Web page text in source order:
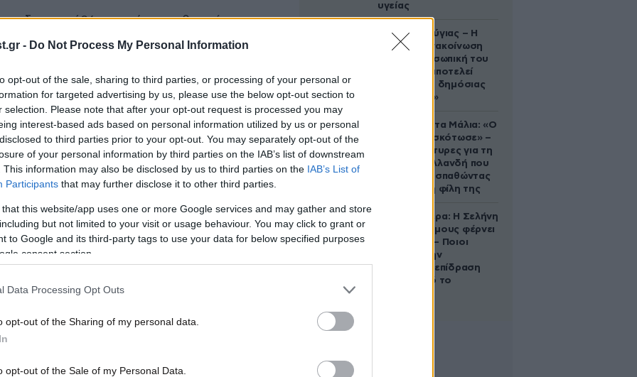
- Do Not Process My Personal Information
opt-out of the sale, sharing to third parties, or processing of your personal or
for targeted advertising by us, please use the below opt-out section to
selection. Please note that after your opt-out request is processed you may
interest-based ads based on personal information utilized by us or personal
to third parties prior to your opt-out. You may separately opt-out of the
of your personal information by third parties on the IAB’s list of downstream
This information may also be disclosed by us to third parties on the IAB’s List of
Participants that may further disclose it to other third parties.
that this website/app uses one or more Google services and may gather and store
but not limited to your visit or usage behaviour. You may click to grant or
to Google and its third-party tags to use your data for below specified purposes
consent section.
Data Processing Opt Outs
opt-out of the Sharing of my personal data.
opt-out of the Sale of my Personal Data.
36 γραμμές του εθνικού και
δικτύου, για τις οποίες θα επιδοτηθεί η
με παράλληλη δήλωση αδυναμίας τους.
υγείας
Χρίστος Κούγιας – Η
αυστηρή ανακοίνωση
για την προσωπική του
ζωή: «Δεν αποτελεί
αντικείμενο δημόσιας
συζήτησης»
Τραγωδία στα Μάλια: «Ο
πανικός τη σκότωσε» –
Τι λένε μάρτυρες για τη
42χρονη Ολλανδή που
πνίγηκε προσπαθώντας
να σώσει τη φίλη της
Ζώδια σήμερα: Η Σελήνη
στους Διδύμους φέρνει
ανατροπές – Ποιοι
δέχονται την
ευεργετική επίδραση
του Δία από το